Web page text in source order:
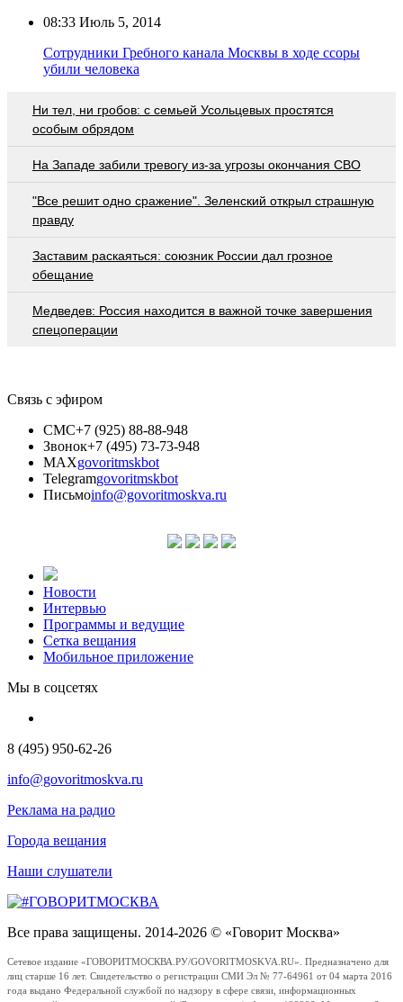
08:33 Июль 5, 2014
Сотрудники Гребного канала Москвы в ходе ссоры
убили человека
Ни тел, ни гробов: с семьей Усольцевых простятся
особым обрядом
На Западе забили тревогу из-за угрозы окончания СВО
"Все решит одно сражение". Зеленский открыл страшную
правду
Заставим раскаяться: союзник России дал грозное
обещание
Медведев: Россия находится в важной точке завершения
спецоперации
Связь с эфиром
СМС+7 (925) 88-88-948
Звонок+7 (495) 73-73-948
MAXgovoritmskbot
Telegramgovoritmskbot
Письмоinfo@govoritmoskva.ru
Новости
Интервью
Программы и ведущие
Сетка вещания
Мобильное приложение
Мы в соцсетях
8 (495) 950-62-26
info@govoritmoskva.ru
Реклама на радио
Города вещания
Наши слушатели
Все права защищены. 2014-2026 © «Говорит Москва»
Сетевое издание «ГОВОРИТМОСКВА.РУ/GOVORITMOSKVA.RU». Предназначено для
лиц старше 16 лет. Свидетельство о регистрации СМИ Эл № 77-64961 от 04 марта 2016
года выдано Федеральной службой по надзору в сфере связи, информационных